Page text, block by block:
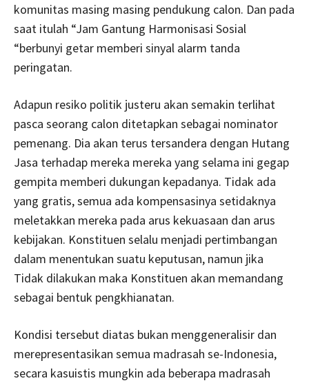
komunitas masing masing pendukung calon. Dan pada
saat itulah “Jam Gantung Harmonisasi Sosial
“berbunyi getar memberi sinyal alarm tanda
peringatan.
Adapun resiko politik justeru akan semakin terlihat
pasca seorang calon ditetapkan sebagai nominator
pemenang. Dia akan terus tersandera dengan Hutang
Jasa terhadap mereka mereka yang selama ini gegap
gempita memberi dukungan kepadanya. Tidak ada
yang gratis, semua ada kompensasinya setidaknya
meletakkan mereka pada arus kekuasaan dan arus
kebijakan. Konstituen selalu menjadi pertimbangan
dalam menentukan suatu keputusan, namun jika
Tidak dilakukan maka Konstituen akan memandang
sebagai bentuk pengkhianatan.
Kondisi tersebut diatas bukan menggeneralisir dan
merepresentasikan semua madrasah se-Indonesia,
secara kasuistis mungkin ada beberapa madrasah